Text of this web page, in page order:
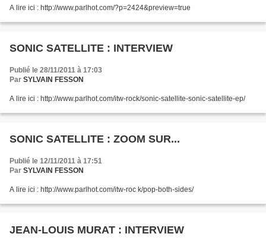
A lire ici : http://www.parlhot.com/?p=2424&preview=true
SONIC SATELLITE : INTERVIEW
Publié le 28/11/2011 à 17:03
Par SYLVAIN FESSON
A lire ici : http://www.parlhot.com/itw-rock/sonic-satellite-sonic-satellite-ep/
SONIC SATELLITE : ZOOM SUR...
Publié le 12/11/2011 à 17:51
Par SYLVAIN FESSON
A lire ici : http://www.parlhot.com/itw-roc k/pop-both-sides/
JEAN-LOUIS MURAT : INTERVIEW